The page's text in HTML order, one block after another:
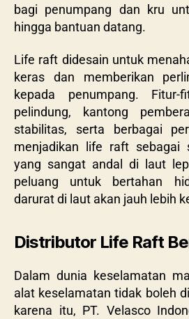
bagi penumpang dan kru
hingga bantuan datang.
Life raft didesain untuk
keras dan memberikan
kepada penumpang.
pelindung, kantong
stabilitas, serta berbagai
menjadikan life raft sebagai
yang sangat andal di laut
peluang untuk bertahan
darurat di laut akan jauh lebih
Distributor Life Raft
Dalam dunia keselamatan
alat keselamatan tidak boleh
karena itu, PT. Velasco